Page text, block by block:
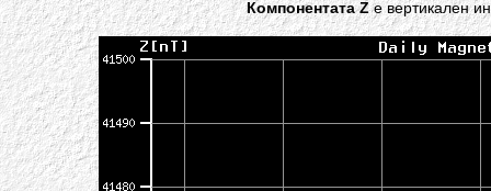
Компонентата Zе вертикален